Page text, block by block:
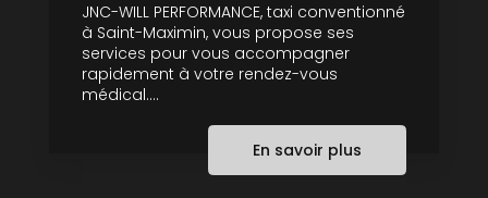
JNC-WILL PERFORMANCE, taxi conventionné
à Saint-Maximin, vous propose ses
services pour vous accompagner
rapidement à votre rendez-vous
médical....
En savoir plus